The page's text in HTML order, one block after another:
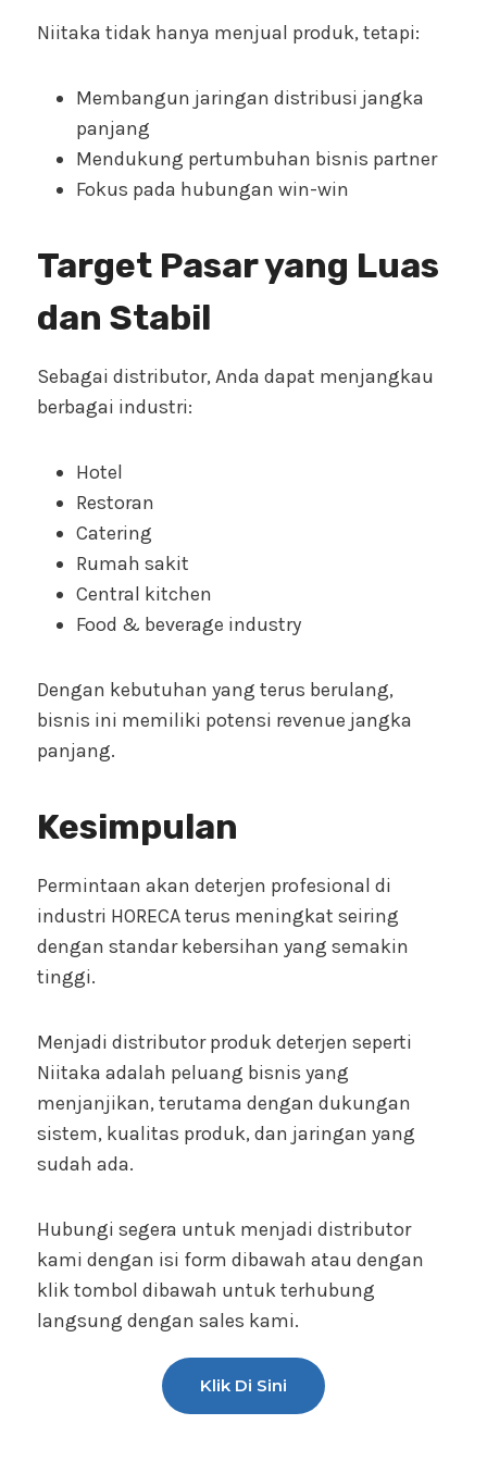
Niitaka tidak hanya menjual produk, tetapi:
Membangun jaringan distribusi jangka
panjang
Mendukung pertumbuhan bisnis partner
Fokus pada hubungan win-win
Target Pasar yang Luas
dan Stabil
Sebagai distributor, Anda dapat menjangkau
berbagai industri:
Hotel
Restoran
Catering
Rumah sakit
Central kitchen
Food & beverage industry
Dengan kebutuhan yang terus berulang,
bisnis ini memiliki potensi revenue jangka
panjang.
Kesimpulan
Permintaan akan deterjen profesional di
industri HORECA terus meningkat seiring
dengan standar kebersihan yang semakin
tinggi.
Menjadi distributor produk deterjen seperti
Niitaka adalah peluang bisnis yang
menjanjikan, terutama dengan dukungan
sistem, kualitas produk, dan jaringan yang
sudah ada.
Hubungi segera untuk menjadi distributor
kami dengan isi form dibawah atau dengan
klik tombol dibawah untuk terhubung
langsung dengan sales kami.
Klik Di Sini